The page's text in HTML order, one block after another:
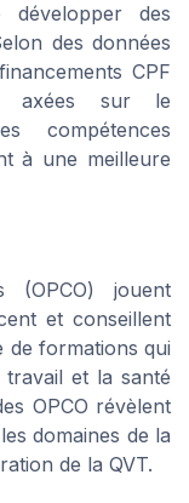
des
des données
CPF
axées sur le
compétences
à une meilleure
(OPCO) jouent
et conseillent
de formations qui
et la santé
OPCO révèlent
domaines de la
de la QVT.